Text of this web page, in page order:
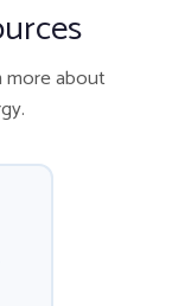
more about